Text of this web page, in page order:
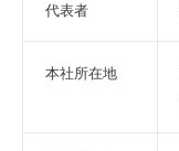
代表者
本社所在地